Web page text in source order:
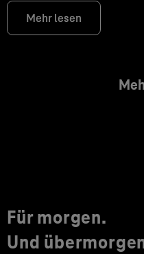
Mehr lesen
Für morgen.
Und